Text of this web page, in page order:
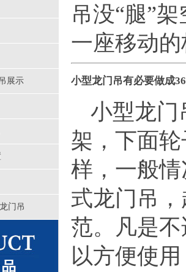
展示
门吊
吊没“腿”
一座移动
小型龙门吊有必要做成
小型龙门
架，下面
样，一般
式龙门吊
范。凡是
以方便使